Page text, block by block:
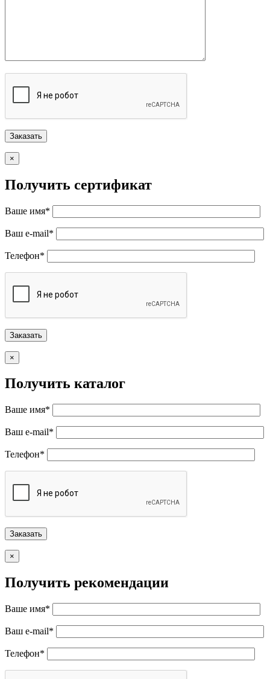
×
Получить сертификат
Ваше имя*
Ваш e-mail*
Телефон*
×
Получить каталог
Ваше имя*
Ваш e-mail*
Телефон*
×
Получить рекомендации
Ваше имя*
Ваш e-mail*
Телефон*